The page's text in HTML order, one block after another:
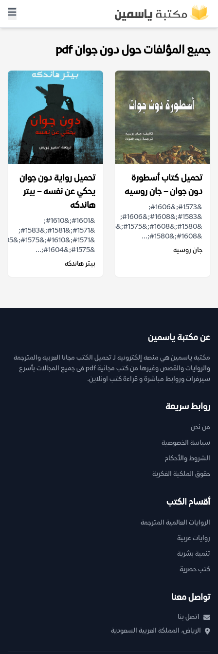
جميع المؤلفات حول دون جوان pdf
تحميل كتاب أسطورة
دون جوان – جان روسيه
&#1573;&#1606;
&#1583;&#1608;&#1606;
&#1580;&#1608;&#1575;&#1606;
&#1608;&#1580;...
جان روسيه
تحميل رواية دون جوان
يحكي عن نفسه – بيتر
هاندكه
&#1601;&#1610;
&#1571;&#1581;&#1583;
&#1575;&#1604;...
بيتر هاندكه
عن مكتبة ياسمين
مكتبة ياسمين هي منصة إلكترونية لـ تحميل الكتب مجانا العربية والمترجمة
والروايات والقصص وغيرها من كتب مجانية pdf فى جميع المجالات بأسرع
سيرفرات وروابط مباشرة و قراءة كتب اونلاين.
روابط سريعة
من نحن
سياسة الخصوصية
الشروط والأحكام
حقوق الملكية الفكرية
أقسام الكتب
الروايات العالمية المترجمة
روايات عربية
تنمية بشرية
كتب حصرية
تواصل معنا
اتصل بنا
الرياض، المملكة العربية السعودية